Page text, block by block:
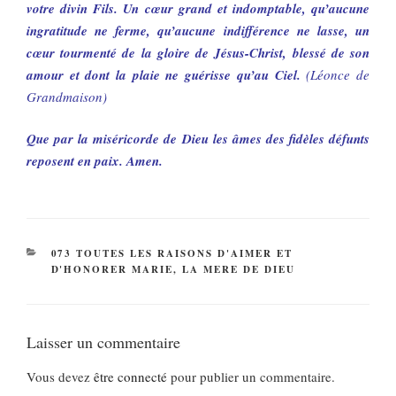
votre divin Fils. Un cœur grand et indomptable, qu’aucune
ingratitude ne ferme, qu’aucune indifférence ne lasse, un
cœur tourmenté de la gloire de Jésus-Christ, blessé de son
amour et dont la plaie ne guérisse qu’au Ciel.(Léonce de
Grandmaison)
Que par la miséricorde de Dieu les âmes des fidèles défunts
reposent en paix. Amen.
CATÉGORIES
073 TOUTES LES RAISONS D'AIMER ET
D'HONORER MARIE, LA MERE DE DIEU
Laisser un commentaire
Vous devez être connecté pour publier un commentaire.